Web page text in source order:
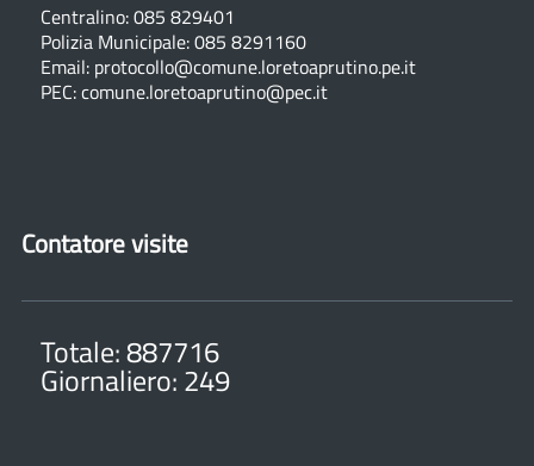
Centralino: 085 829401
Polizia Municipale: 085 8291160
Email: protocollo@comune.loretoaprutino.pe.it
PEC: comune.loretoaprutino@pec.it
Contatore visite
Totale: 887716
Giornaliero: 249